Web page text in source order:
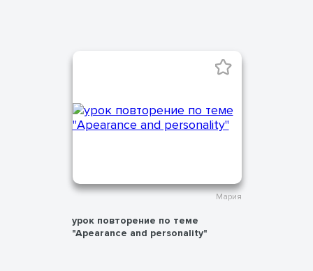
Мария
урок повторение по теме
"Apearance and personality"